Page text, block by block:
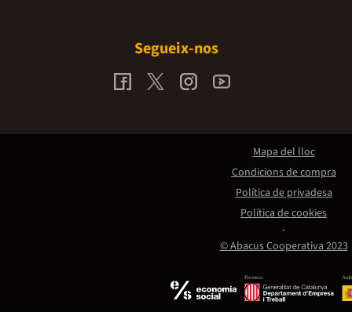
Segueix-nos
Promou:
© Abacus Cooperativa 2023
Mapa del lloc
Condicions de compra
Política de privadesa
Política de cookies